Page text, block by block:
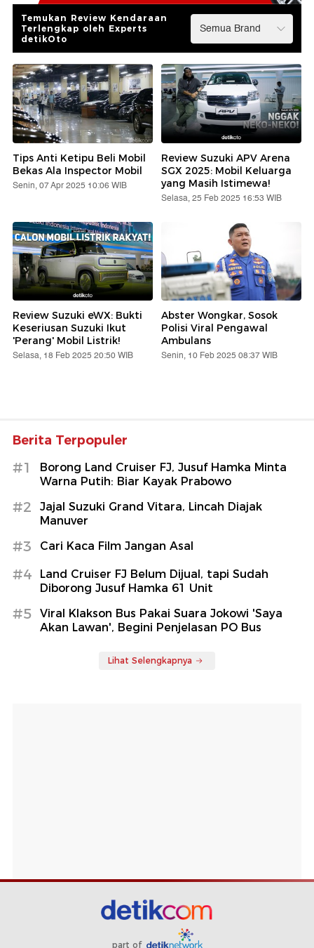
Temukan Review Kendaraan
Terlengkap oleh Experts
detikOto
Tips Anti Ketipu Beli Mobil
Bekas Ala Inspector Mobil
Senin, 07 Apr 2025 10:06 WIB
Review Suzuki APV Arena
SGX 2025: Mobil Keluarga
yang Masih Istimewa!
Selasa, 25 Feb 2025 16:53 WIB
Review Suzuki eWX: Bukti
Keseriusan Suzuki Ikut
'Perang' Mobil Listrik!
Selasa, 18 Feb 2025 20:50 WIB
Abster Wongkar, Sosok
Polisi Viral Pengawal
Ambulans
Senin, 10 Feb 2025 08:37 WIB
Berita Terpopuler
#1
Borong Land Cruiser FJ, Jusuf Hamka Minta
Warna Putih: Biar Kayak Prabowo
#2
Jajal Suzuki Grand Vitara, Lincah Diajak
Manuver
#3 Cari Kaca Film Jangan Asal
#4
Land Cruiser FJ Belum Dijual, tapi Sudah
Diborong Jusuf Hamka 61 Unit
#5
Viral Klakson Bus Pakai Suara Jokowi 'Saya
Akan Lawan', Begini Penjelasan PO Bus
Lihat Selengkapnya
part of